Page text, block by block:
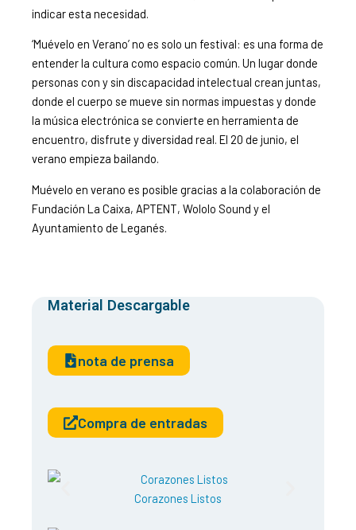
indicar esta necesidad.
‘Muévelo en Verano’ no es solo un festival: es una forma de
entender la cultura como espacio común. Un lugar donde
personas con y sin discapacidad intelectual crean juntas,
donde el cuerpo se mueve sin normas impuestas y donde
la música electrónica se convierte en herramienta de
encuentro, disfrute y diversidad real. El 20 de junio, el
verano empieza bailando.
Muévelo en verano es posible gracias a la colaboración de
Fundación La Caixa, APTENT, Wololo Sound y el
Ayuntamiento de Leganés.
Material Descargable
nota de prensa
Compra de entradas
Corazones Listos